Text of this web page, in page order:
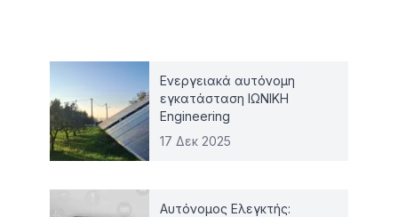
Ενεργειακά αυτόνομη
εγκατάσταση ΙΩΝΙΚΗ
Engineering
17 Δεκ 2025
Αυτόνομος Ελεγκτής: